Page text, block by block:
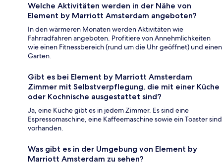
Welche Aktivitäten werden in der Nähe von
Element by Marriott Amsterdam angeboten?
In den wärmeren Monaten werden Aktivitäten wie
Fahrradfahren angeboten. Profitiere von Annehmlichkeiten
wie einen Fitnessbereich (rund um die Uhr geöffnet) und einen
Garten.
Gibt es bei Element by Marriott Amsterdam
Zimmer mit Selbstverpflegung, die mit einer Küche
oder Kochnische ausgestattet sind?
Ja, eine Küche gibt es in jedem Zimmer. Es sind eine
Espressomaschine, eine Kaffeemaschine sowie ein Toaster sind
vorhanden.
Was gibt es in der Umgebung von Element by
Marriott Amsterdam zu sehen?